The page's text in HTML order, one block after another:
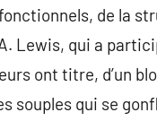
de la
Lewis, qui a
ont titre, d’un
souples qui se